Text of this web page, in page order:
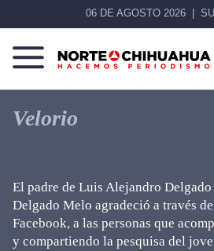
06 DE AGOSTO 2026
Norte
De
Chihuahua
Más
que
noticias,
Velorio
El padre de Luis Alejandro
Delgado Melo agradeció a través
Facebook, a las personas que
y compartiendo la pesquisa del